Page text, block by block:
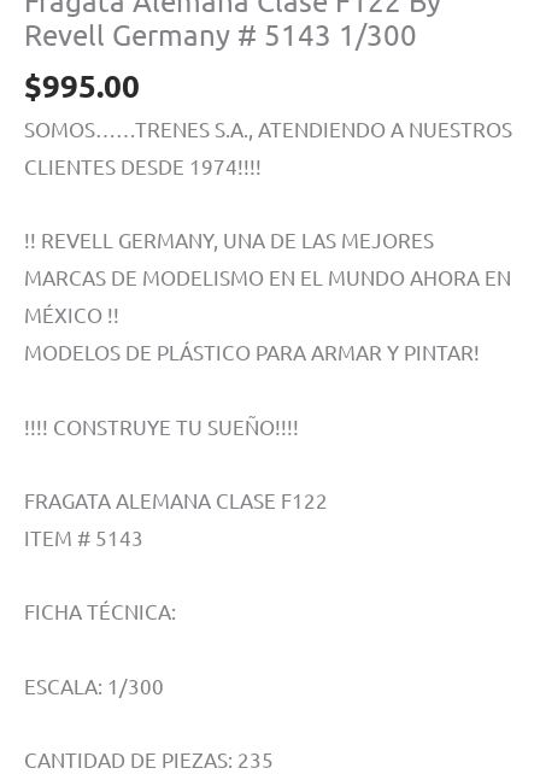
Revell Germany # 5143 1/300
$995.00
SOMOS……TRENES S.A., ATENDIENDO A NUESTROS
CLIENTES DESDE 1974!!!!
!! REVELL GERMANY, UNA DE LAS MEJORES
MARCAS DE MODELISMO EN EL MUNDO AHORA EN
MÉXICO !!
MODELOS DE PLÁSTICO PARA ARMAR Y PINTAR!
!!!! CONSTRUYE TU SUEÑO!!!!
FRAGATA ALEMANA CLASE F122
ITEM # 5143
FICHA TÉCNICA:
ESCALA: 1/300
CANTIDAD DE PIEZAS: 235